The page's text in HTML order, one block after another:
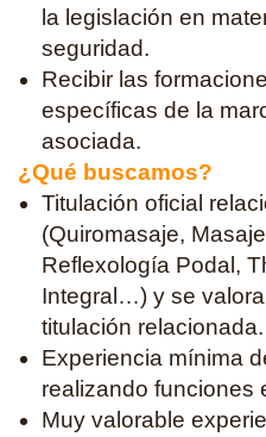
la legislación en
seguridad.
Recibir las
específicas de la
asociada.
¿Qué buscamos?
Titulación oficial
(Quiromasaje,
Reflexología Podal,
Integral…) y se
titulación relacionada.
Experiencia mínima
realizando funciones
Muy valorable